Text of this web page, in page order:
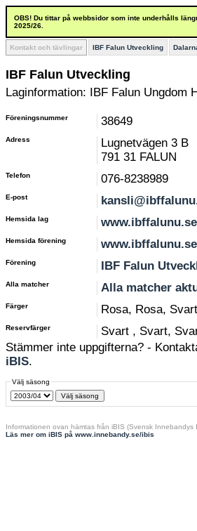
OBS! Du tittar på webbsidor som inte underhålls
2025/26.
Kontakt och tävlingar IBF Falun Utveckling
IBF Falun Utveckling
Laginformation: IBF Falun Ungdom
Föreningsnummer 38649
Adress
Lugnetvägen 3 B
791 31 FALUN
Telefon 076-8238989
E-post
Hemsida lag www.ibffalunu.se
Hemsida förening www.ibffalunu.se
Förening IBF Falun
Alla matcher Alla matcher
Färger Rosa, Rosa,
Reservfärger
Svart , Svart,
Stämmer inte uppgifterna? -
iBIS.
Välj säsong
Informationen ovan hämtas från iBIS (Svensk Innebandys
Läs mer om iBIS på www.innebandy.se/ibis